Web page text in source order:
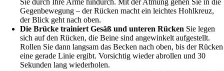
Sie durch Ihre Arme hindurch. Mit der Atmung gehen Sie in die
Gegenbewegung – der Rücken macht ein leichtes Hohlkreuz,
der Blick geht nach oben.
Die Brücke trainiert Gesäß und unteren Rücken Sie legen
sich auf den Rücken, die Beine sind angewinkelt aufgestellt.
Rollen Sie dann langsam das Becken nach oben, bis der Rücken
eine gerade Linie ergibt. Vorsichtig wieder abrollen und 30
Sekunden lang wiederholen.